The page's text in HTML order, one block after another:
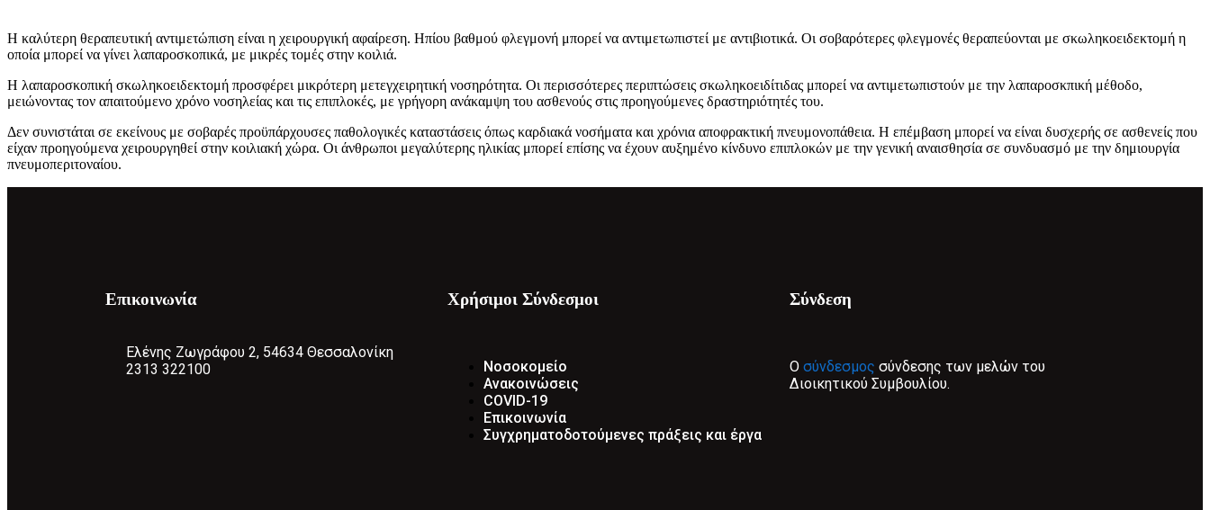
Η καλύτερη θεραπευτική αντιμετώπιση είναι η χειρουργική αφαίρεση. Ηπίου βαθμού φλεγμονή μπορεί να αντιμετωπιστεί με αντιβιοτικά. Οι σοβαρότερες φλεγμονές θεραπεύονται με σκωληκοειδεκτομή η
οποία μπορεί να γίνει λαπαροσκοπικά, με μικρές τομές στην κοιλιά.
Η λαπαροσκοπική σκωληκοειδεκτομή προσφέρει μικρότερη μετεγχειρητική νοσηρότητα. Οι περισσότερες περιπτώσεις σκωληκοειδίτιδας μπορεί να αντιμετωπιστούν με την λαπαροσκπική μέθοδο,
μειώνοντας τον απαιτούμενο χρόνο νοσηλείας και τις επιπλοκές, με γρήγορη ανάκαμψη του ασθενούς στις προηγούμενες δραστηριότητές του.
Δεν συνιστάται σε εκείνους με σοβαρές προϋπάρχουσες παθολογικές καταστάσεις όπως καρδιακά νοσήματα και χρόνια αποφρακτική πνευμονοπάθεια. Η επέμβαση μπορεί να είναι δυσχερής σε ασθενείς που
είχαν προηγούμενα χειρουργηθεί στην κοιλιακή χώρα. Οι άνθρωποι μεγαλύτερης ηλικίας μπορεί επίσης να έχουν αυξημένο κίνδυνο επιπλοκών με την γενική αναισθησία σε συνδυασμό με την δημιουργία
πνευμοπεριτοναίου.
Επικοινωνία
Ελένης Ζωγράφου 2, 54634 Θεσσαλονίκη
2313 322100
Χρήσιμοι Σύνδεσμοι
Νοσοκομείο
Ανακοινώσεις
COVID-19
Επικοινωνία
Συγχρηματοδοτούμενες πράξεις και έργα
Σύνδεση
Ο σύνδεσμος σύνδεσης των μελών του
Διοικητικού Συμβουλίου.